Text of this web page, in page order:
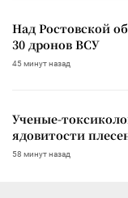
Над Ростовской
30 дронов ВСУ
45 минут назад
Ученые-
ядовитости
58 минут назад